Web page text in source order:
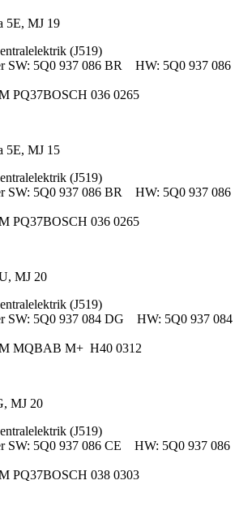
5E, MJ 19
(J519)
SW: 5Q0 937 086 BR HW: 5Q0 937 086
PQ37BOSCH 036 0265
5E, MJ 15
(J519)
SW: 5Q0 937 086 BR HW: 5Q0 937 086
PQ37BOSCH 036 0265
MJ 20
(J519)
SW: 5Q0 937 084 DG HW: 5Q0 937 084
MQBAB M+ H40 0312
MJ 20
(J519)
SW: 5Q0 937 086 CE HW: 5Q0 937 086
PQ37BOSCH 038 0303